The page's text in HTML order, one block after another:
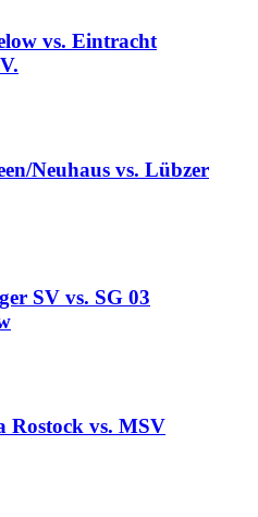
vs. Eintracht
Neuhaus vs. Lübzer
SV vs. SG 03
Rostock vs. MSV